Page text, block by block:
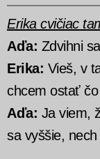
Erika cvičiac
Aďa: Zdvihni
Erika: Vieš, v
chcem ostať čo
Aďa: Ja viem,
sa vyššie,